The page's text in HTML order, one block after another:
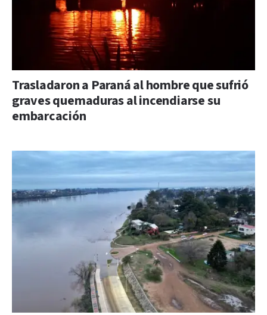
Trasladaron a Paraná al hombre que sufrió
graves quemaduras al incendiarse su
embarcación